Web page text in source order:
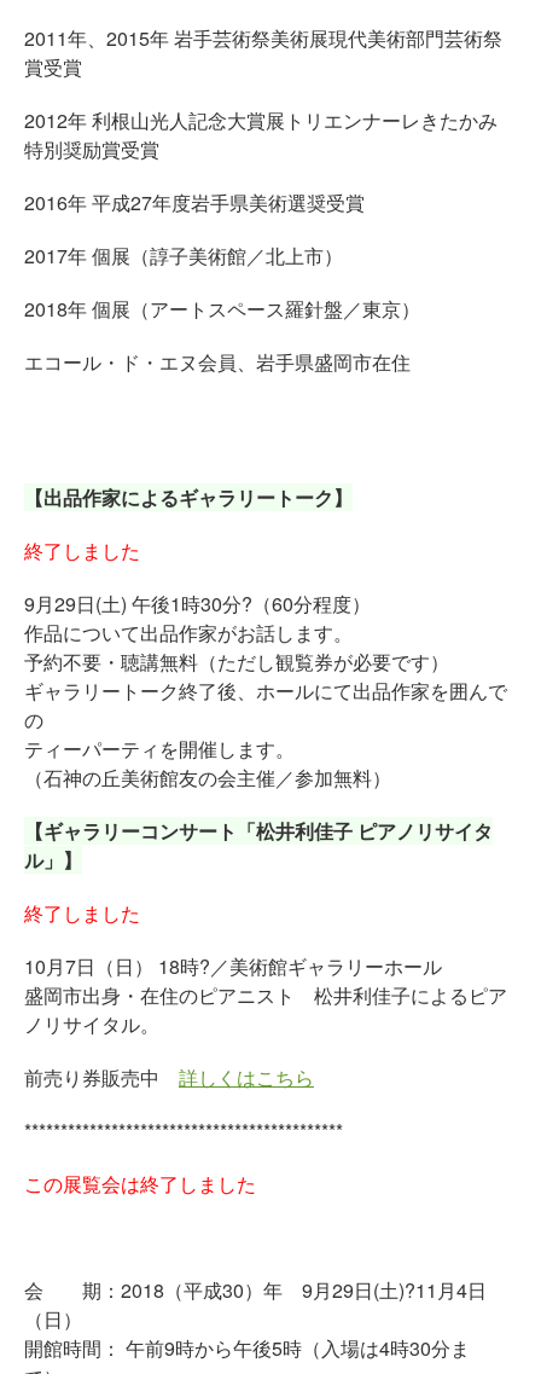
2011年、2015年 岩手芸術祭美術展現代美術部門芸術祭
賞受賞
2012年 利根山光人記念大賞展トリエンナーレきたかみ
特別奨励賞受賞
2016年 平成27年度岩手県美術選奨受賞
2017年 個展（諄子美術館／北上市）
2018年 個展（アートスペース羅針盤／東京）
エコール・ド・エヌ会員、岩手県盛岡市在住
【出品作家によるギャラリートーク】
終了しました
9月29日(土) 午後1時30分?（60分程度）
作品について出品作家がお話します。
予約不要・聴講無料（ただし観覧券が必要です）
ギャラリートーク終了後、ホールにて出品作家を囲んで
の
ティーパーティを開催します。
（石神の丘美術館友の会主催／参加無料）
【ギャラリーコンサート「松井利佳子 ピアノリサイタ
ル」】
終了しました
10月7日（日） 18時?／美術館ギャラリーホール
盛岡市出身・在住のピアニスト 松井利佳子によるピア
ノリサイタル。
前売り券販売中 詳しくはこちら
********************************************
この展覧会は終了しました
会 期：2018（平成30）年 9月29日(土)?11月4日
（日）
開館時間： 午前9時から午後5時（入場は4時30分ま